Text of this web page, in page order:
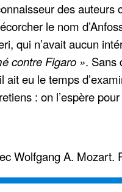
des auteurs
le nom
qui n’avait aucun
contre Figaro ». Sans
ait eu le temps
: on l’espère
Wolfgang A. Mozart.